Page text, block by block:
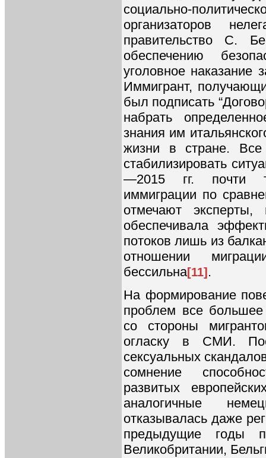
социально-
организаторов
правительство С.
обеспечению
уголовное наказание
Иммигрант,
был подписать
набрать
знания им
жизни в стране.
стабилизировать
—2015 гг. почти
иммиграции по
отмечают эксперты,
обеспечивала
потоков лишь из
отношении
бессильна[11] .
На формирование
проблем все
со стороны
огласку в СМИ.
сексуальных
сомнение
развитых
аналогичные
отказывалась даже
предыдущие годы
Великобритании,